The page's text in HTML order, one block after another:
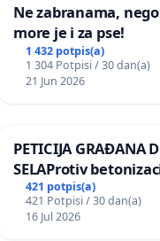
Ne zabranama,
more je i za pse!
1 432 potpis(a)
1 304 Potpisi / 30 dan(a)
21 Jun 2026
PETICIJA GRAĐANA
SELAProtiv
grada i za očuvanje
zelenih površina i
pri donošenju izmjena
421 potpis(a)
421 Potpisi / 30 dan(a)
16 Jul 2026